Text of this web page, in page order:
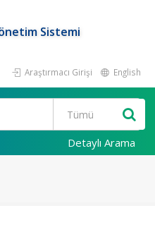
Sistemi
Araştırmacı Girişi English
Detaylı Arama